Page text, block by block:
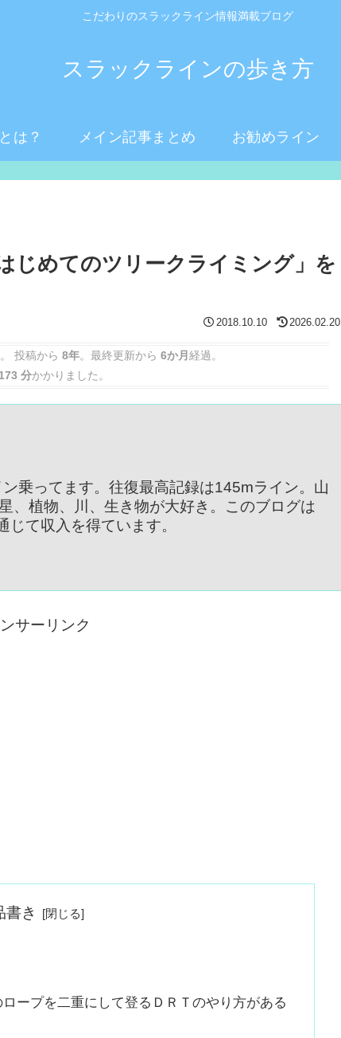
こだわりのスラックライン情報満載ブログ
スラックラインの歩き方
は？ メイン記事まとめ お勧めライン
じめてのツリークライミング」を
2018.10.10 2026.02.20
投稿から 8年。最終更新から 6か月 経過。
173 分かかりました。
乗ってます。往復最高記録は145mライン。山
、植物、川、生き物が大好き。このブログは
て収入を得ています。
サーリンク
書き
ープを二重にして登るＤＲＴのやり方がある